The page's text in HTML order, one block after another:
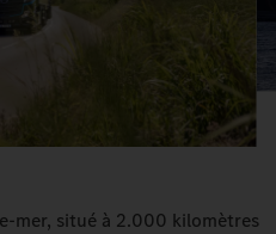
mer, situé à 2.000 kilomètres